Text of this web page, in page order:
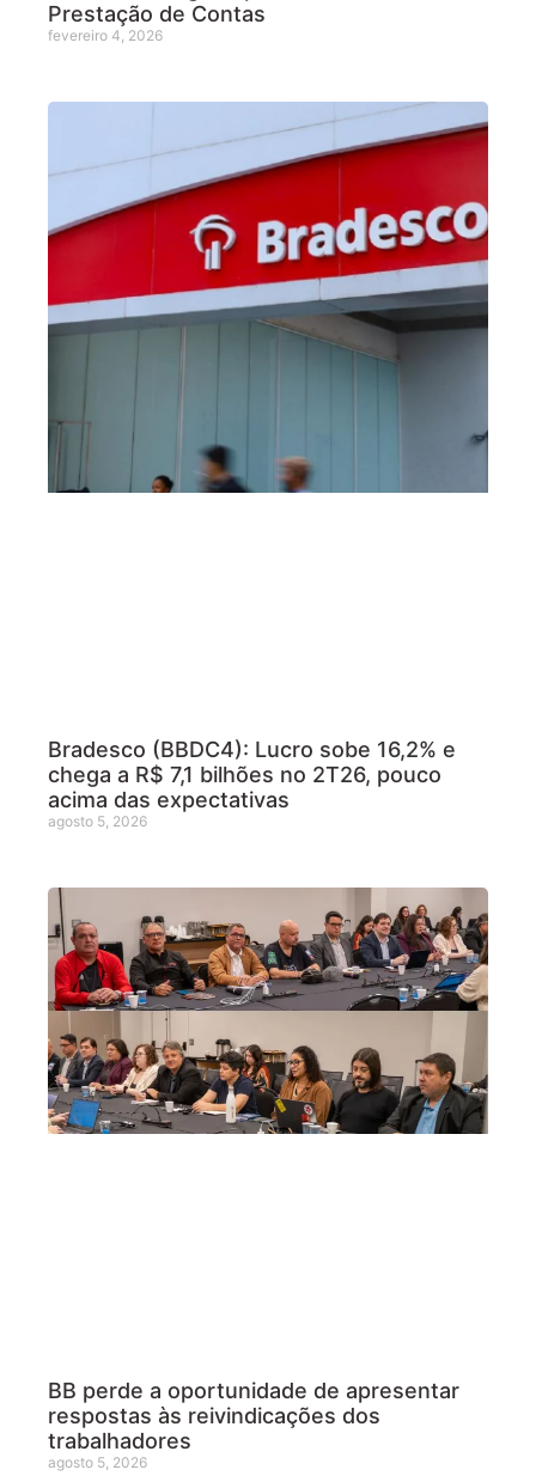
Prestação de Contas
fevereiro 4, 2026
Bradesco (BBDC4): Lucro sobe 16,2% e
chega a R$ 7,1 bilhões no 2T26, pouco
acima das expectativas
agosto 5, 2026
BB perde a oportunidade de apresentar
respostas às reivindicações dos
trabalhadores
agosto 5, 2026